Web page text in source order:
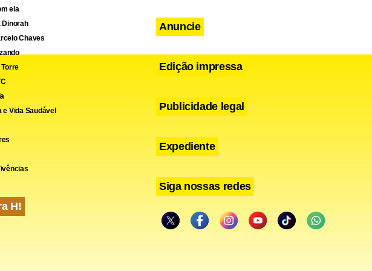
ela
Dinorah
Chaves
e Vida Saudável
H!
Anuncie
Edição impressa
Publicidade legal
Expediente
Siga nossas redes